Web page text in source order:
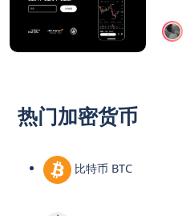
热门加密货币
比特币 BTC